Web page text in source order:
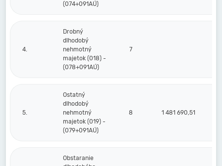
(074+091AÚ)
4.
Drobný
dlhodobý
nehmotný
majetok (018) -
(078+091AÚ)
7
5.
Ostatný
dlhodobý
nehmotný
majetok (019) -
(079+091AÚ)
8 1 481 690,51
Obstaranie